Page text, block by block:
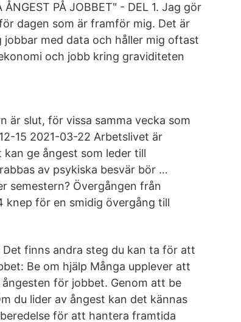
PÅ JOBBET" - DEL 1. Jag gör
dagen som är framför mig. Det är
med data och håller mig oftast
och jobb kring graviditeten
är slut, för vissa samma vecka som
15 2021-03-22 Arbetslivet är
ge ångest som leder till
av psykiska besvär bör …
semestern? Övergången från
knep för en smidig övergång till
finns andra steg du kan ta för att
Be om hjälp Många upplever att
för jobbet. Genom att be
du lider av ångest kan det kännas
för att hantera framtida